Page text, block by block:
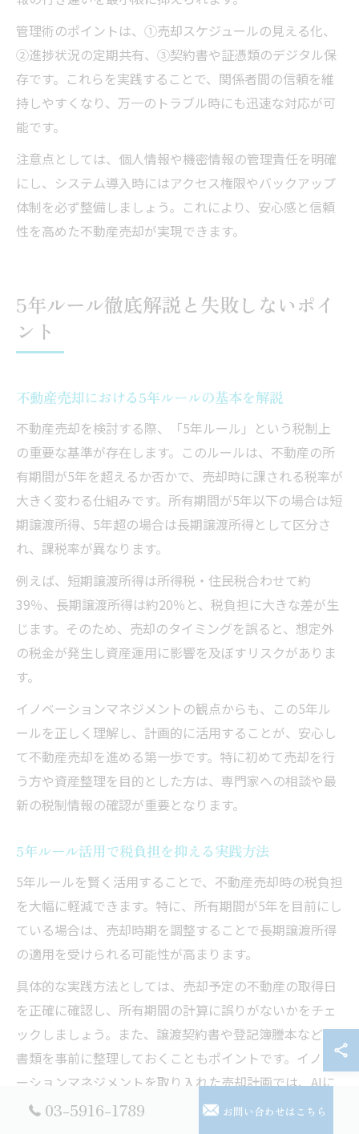
管理術のポイントは、①売却スケジュールの見える化、
②進捗状況の定期共有、③契約書や証憑類のデジタル保
存です。これらを実践することで、関係者間の信頼を維
持しやすくなり、万一のトラブル時にも迅速な対応が可
能です。
注意点としては、個人情報や機密情報の管理責任を明確
にし、システム導入時にはアクセス権限やバックアップ
体制を必ず整備しましょう。これにより、安心感と信頼
性を高めた不動産売却が実現できます。
5年ルール徹底解説と失敗しないポイ
ント
不動産売却における5年ルールの基本を解説
不動産売却を検討する際、「5年ルール」という税制上
の重要な基準が存在します。このルールは、不動産の所
有期間が5年を超えるか否かで、売却時に課される税率が
大きく変わる仕組みです。所有期間が5年以下の場合は短
期譲渡所得、5年超の場合は長期譲渡所得として区分さ
れ、課税率が異なります。
例えば、短期譲渡所得は所得税・住民税合わせて約
39％、長期譲渡所得は約20％と、税負担に大きな差が生
じます。そのため、売却のタイミングを誤ると、想定外
の税金が発生し資産運用に影響を及ぼすリスクがありま
す。
イノベーションマネジメントの観点からも、この5年ル
ールを正しく理解し、計画的に活用することが、安心し
て不動産売却を進める第一歩です。特に初めて売却を行
う方や資産整理を目的とした方は、専門家への相談や最
新の税制情報の確認が重要となります。
5年ルール活用で税負担を抑える実践方法
5年ルールを賢く活用することで、不動産売却時の税負担
を大幅に軽減できます。特に、所有期間が5年を目前にし
ている場合は、売却時期を調整することで長期譲渡所得
の適用を受けられる可能性が高まります。
具体的な実践方法としては、売却予定の不動産の取得日
を正確に確認し、所有期間の計算に誤りがないかをチェ
ックしましょう。また、譲渡契約書や登記簿謄本などの
書類を事前に整理しておくこともポイントです。イノベ
ーションマネジメントを取り入れた売却計画では、AIに
よるシミュレーションや不動産テックサービスを活用
03-5916-1789 お問い合わせはこちら